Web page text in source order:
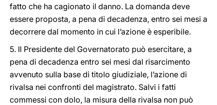
fatto che ha cagionato il danno. La domanda deve
essere proposta, a pena di decadenza, entro sei mesi a
decorrere dal momento in cui l’azione è esperibile.
5. Il Presidente del Governatorato può esercitare, a
pena di decadenza entro sei mesi dal risarcimento
avvenuto sulla base di titolo giudiziale, l’azione di
rivalsa nei confronti del magistrato. Salvi i fatti
commessi con dolo, la misura della rivalsa non può